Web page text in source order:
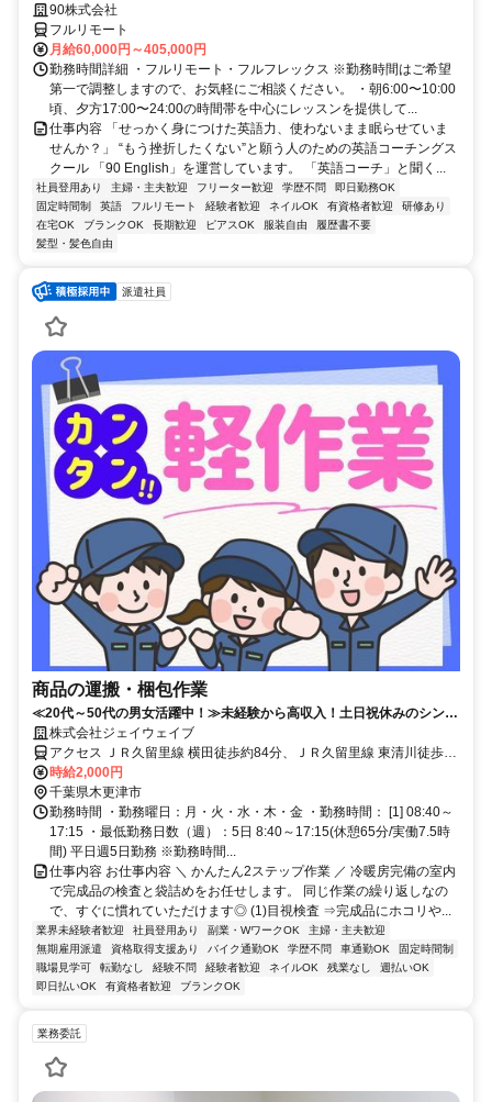
90株式会社
フルリモート
月給60,000円～405,000円
勤務時間詳細 ・フルリモート・フルフレックス ※勤務時間はご希望
第一で調整しますので、お気軽にご相談ください。 ・朝6:00〜10:00
頃、夕方17:00〜24:00の時間帯を中心にレッスンを提供して...
仕事内容 「せっかく身につけた英語力、使わないまま眠らせていま
せんか？」 “もう挫折したくない”と願う人のための英語コーチングス
クール 「90 English」を運営しています。 「英語コーチ」と聞く...
社員登用あり 主婦・主夫歓迎 フリーター歓迎 学歴不問
即日勤務OK
固定時間制
英語 フルリモート 経験者歓迎 ネイルOK 有資格者歓迎
研修あり
在宅OK
ブランクOK 長期歓迎 ピアスOK 服装自由
履歴書不要
髪型・髪色自由
派遣社員
商品の運搬・梱包作業
≪20代～50代の男女活躍中！≫未経験から高収入！土日祝休みのシンプ
ル検査＆袋詰め。
株式会社ジェイウェイブ
アクセス ＪＲ久留里線 横田徒歩約84分、ＪＲ久留里線 東清川徒歩約
86分、ＪＲ久留里線 下郡徒歩約92分 「木更津駅」車30分◎車・バイ
ク・自転車通勤OK！
時給2,000円
千葉県木更津市
勤務時間 ・勤務曜日：月・火・水・木・金 ・勤務時間： [1] 08:40～
17:15 ・最低勤務日数（週）：5日 8:40～17:15(休憩65分/実働7.5時
間) 平日週5日勤務 ※勤務時間...
仕事内容 お仕事内容 ＼ かんたん2ステップ作業 ／ 冷暖房完備の室内
で完成品の検査と袋詰めをお任せします。 同じ作業の繰り返しなの
で、すぐに慣れていただけます◎ (1)目視検査 ⇒完成品にホコリや...
業界未経験者歓迎 社員登用あり 副業・WワークOK
主婦・主夫歓迎
無期雇用派遣
資格取得支援あり バイク通勤OK 学歴不問 車通勤OK
固定時間制
職場見学可
転勤なし 経験不問 経験者歓迎 ネイルOK 残業なし
週払いOK
即日払いOK
有資格者歓迎 ブランクOK
業務委託